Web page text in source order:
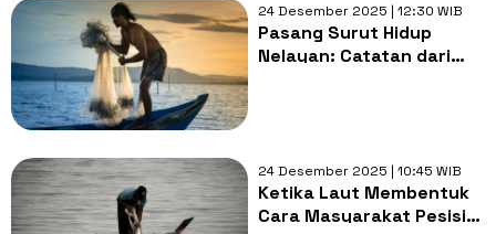
24 Desember 2025 | 12:30 WIB
Pasang Surut Hidup
Nelayan: Catatan dari
24 Desember 2025 | 10:45 WIB
Ketika Laut Membentuk
Cara Masyarakat Pesisir